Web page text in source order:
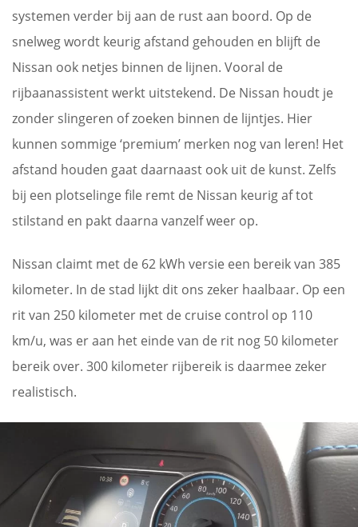
systemen verder bij aan de rust aan boord. Op de
snelweg wordt keurig afstand gehouden en blijft de
Nissan ook netjes binnen de lijnen. Vooral de
rijbaanassistent werkt uitstekend. De Nissan houdt je
zonder slingeren of zoeken binnen de lijntjes. Hier
kunnen sommige ‘premium’ merken nog van leren! Het
afstand houden gaat daarnaast ook uit de kunst. Zelfs
bij een plotselinge file remt de Nissan keurig af tot
stilstand en pakt daarna vanzelf weer op.
Nissan claimt met de 62 kWh versie een bereik van 385
kilometer. In de stad lijkt dit ons zeker haalbaar. Op een
rit van 250 kilometer met de cruise control op 110
km/u, was er aan het einde van de rit nog 50 kilometer
bereik over. 300 kilometer rijbereik is daarmee zeker
realistisch.